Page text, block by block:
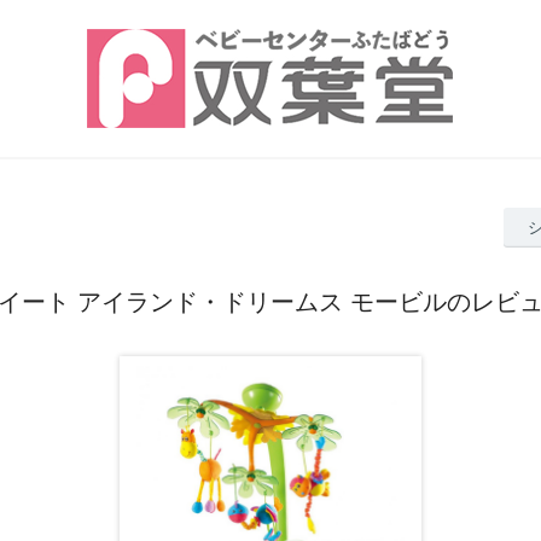
ート アイランド・ドリームス モービルのレビ